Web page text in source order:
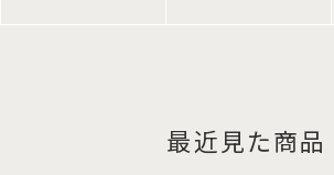
最近見た商品